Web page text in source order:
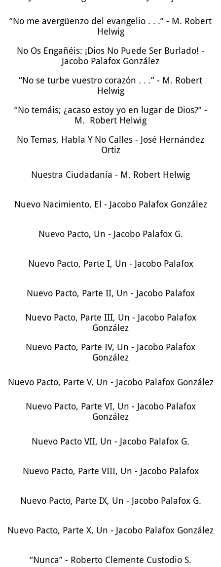
“No me avergüenzo del evangelio . . .” - M. Robert
Helwig
No Os Engañéis: ¡Dios No Puede Ser Burlado! -
Jacobo Palafox González
“No se turbe vuestro corazón . . .” - M. Robert
Helwig
“No temáis; ¿acaso estoy yo en lugar de Dios?” -
M. Robert Helwig
No Temas, Habla Y No Calles - José Hernández
Ortiz
Nuestra Ciudadanía - M. Robert Helwig
Nuevo Nacimiento, El - Jacobo Palafox González
Nuevo Pacto, Un - Jacobo Palafox G.
Nuevo Pacto, Parte I, Un - Jacobo Palafox
Nuevo Pacto, Parte II, Un - Jacobo Palafox
Nuevo Pacto, Parte III, Un - Jacobo Palafox
González
Nuevo Pacto, Parte IV, Un - Jacobo Palafox
González
Nuevo Pacto, Parte V, Un - Jacobo Palafox González
Nuevo Pacto, Parte VI, Un - Jacobo Palafox
González
Nuevo Pacto VII, Un - Jacobo Palafox G.
Nuevo Pacto, Parte VIII, Un - Jacobo Palafox
Nuevo Pacto, Parte IX, Un - Jacobo Palafox G.
Nuevo Pacto, Parte X, Un - Jacobo Palafox González
“Nunca” - Roberto Clemente Custodio S.